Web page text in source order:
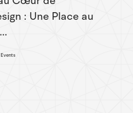
: Une Place au